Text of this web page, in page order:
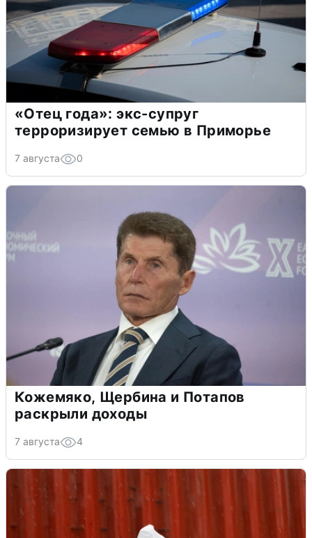
«Отец года»: экс-супруг
терроризирует семью в Приморье
7 августа 0
Кожемяко, Щербина и Потапов
раскрыли доходы
7 августа 4